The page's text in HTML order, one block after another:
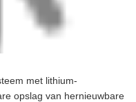
met lithium-
opslag van hernieuwbare